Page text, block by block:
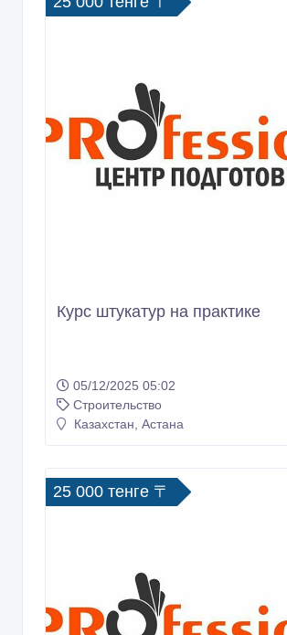
Курс штукатур на практике
05/12/2025 05:02
Строительство
Казахстан, Астана
25 000 тенге 〒